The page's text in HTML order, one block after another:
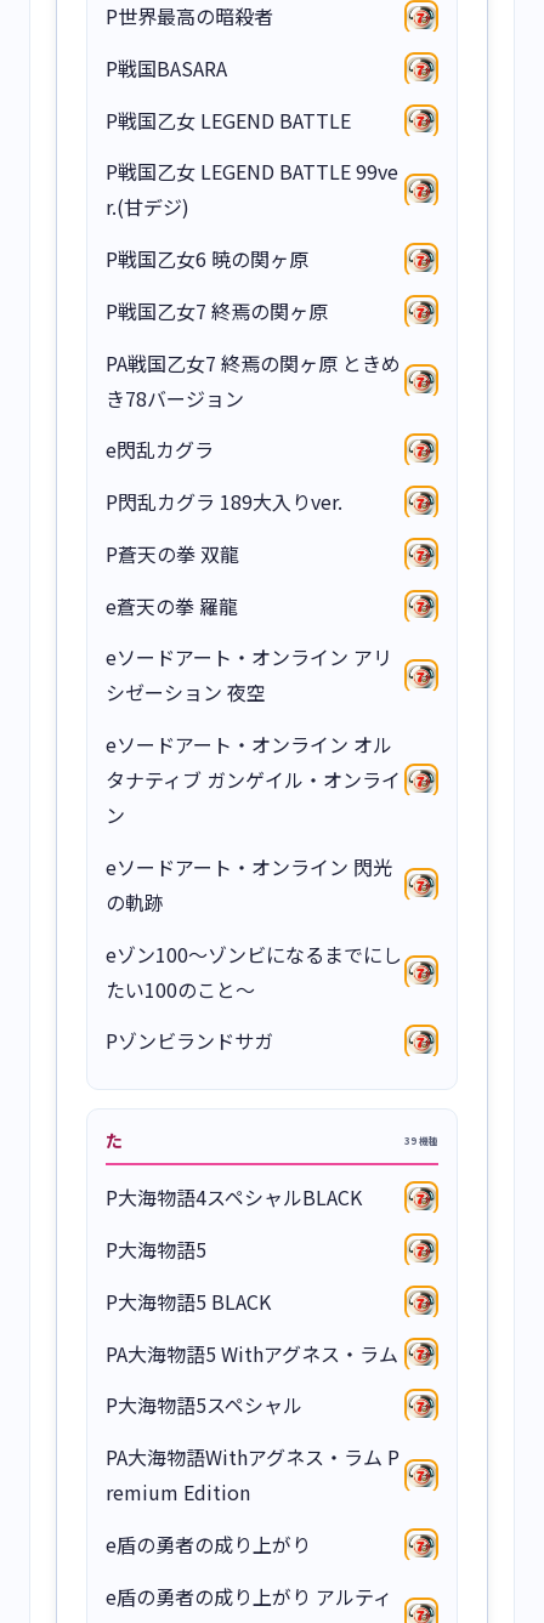
P世界最高の暗殺者
P戦国BASARA
P戦国乙女 LEGEND BATTLE
P戦国乙女 LEGEND BATTLE 99ve
r.(甘デジ)
P戦国乙女6 暁の関ヶ原
P戦国乙女7 終焉の関ヶ原
PA戦国乙女7 終焉の関ヶ原 ときめ
き78バージョン
e閃乱カグラ
P閃乱カグラ 189大入りver.
P蒼天の拳 双龍
e蒼天の拳 羅龍
eソードアート・オンライン アリ
シゼーション 夜空
eソードアート・オンライン オル
タナティブ ガンゲイル・オンライ
ン
eソードアート・オンライン 閃光
の軌跡
eゾン100～ゾンビになるまでにし
たい100のこと～
Pゾンビランドサガ
た 39 機種
P大海物語4スペシャルBLACK
P大海物語5
P大海物語5 BLACK
PA大海物語5 Withアグネス・ラム
P大海物語5スペシャル
PA大海物語Withアグネス・ラム P
remium Edition
e盾の勇者の成り上がり
e盾の勇者の成り上がり アルティ